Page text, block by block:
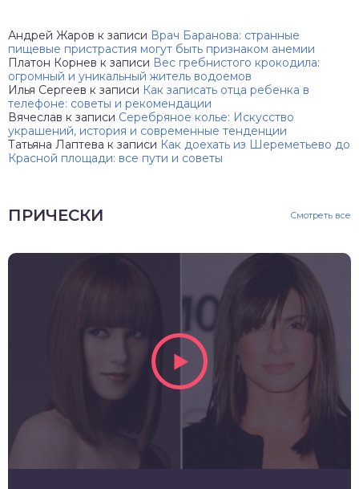
Андрей Жаров к записи Врач Баранова: странные
пищевые пристрастия могут быть признаком анемии
Платон Корнев к записи Вес гребнистого крокодила:
огромный и уникальный житель водоемов
Илья Сергеев к записи Как записать отца ребенка в
телефоне: советы и рекомендации
Вячеслав к записи Серебряное колье: Искусство
украшений, история и современные тенденции
Татьяна Лаптева к записи Как доехать из Шереметьево до
Красной площади: все пути и советы
ПРИЧЕСКИ Смотреть все